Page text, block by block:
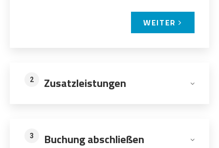
WEITER
2 Zusatzleistungen
3 Buchung abschließen